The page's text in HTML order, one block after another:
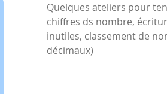
Quelques ateliers pour
chiffres ds nombre,
inutiles, classement de
décimaux)